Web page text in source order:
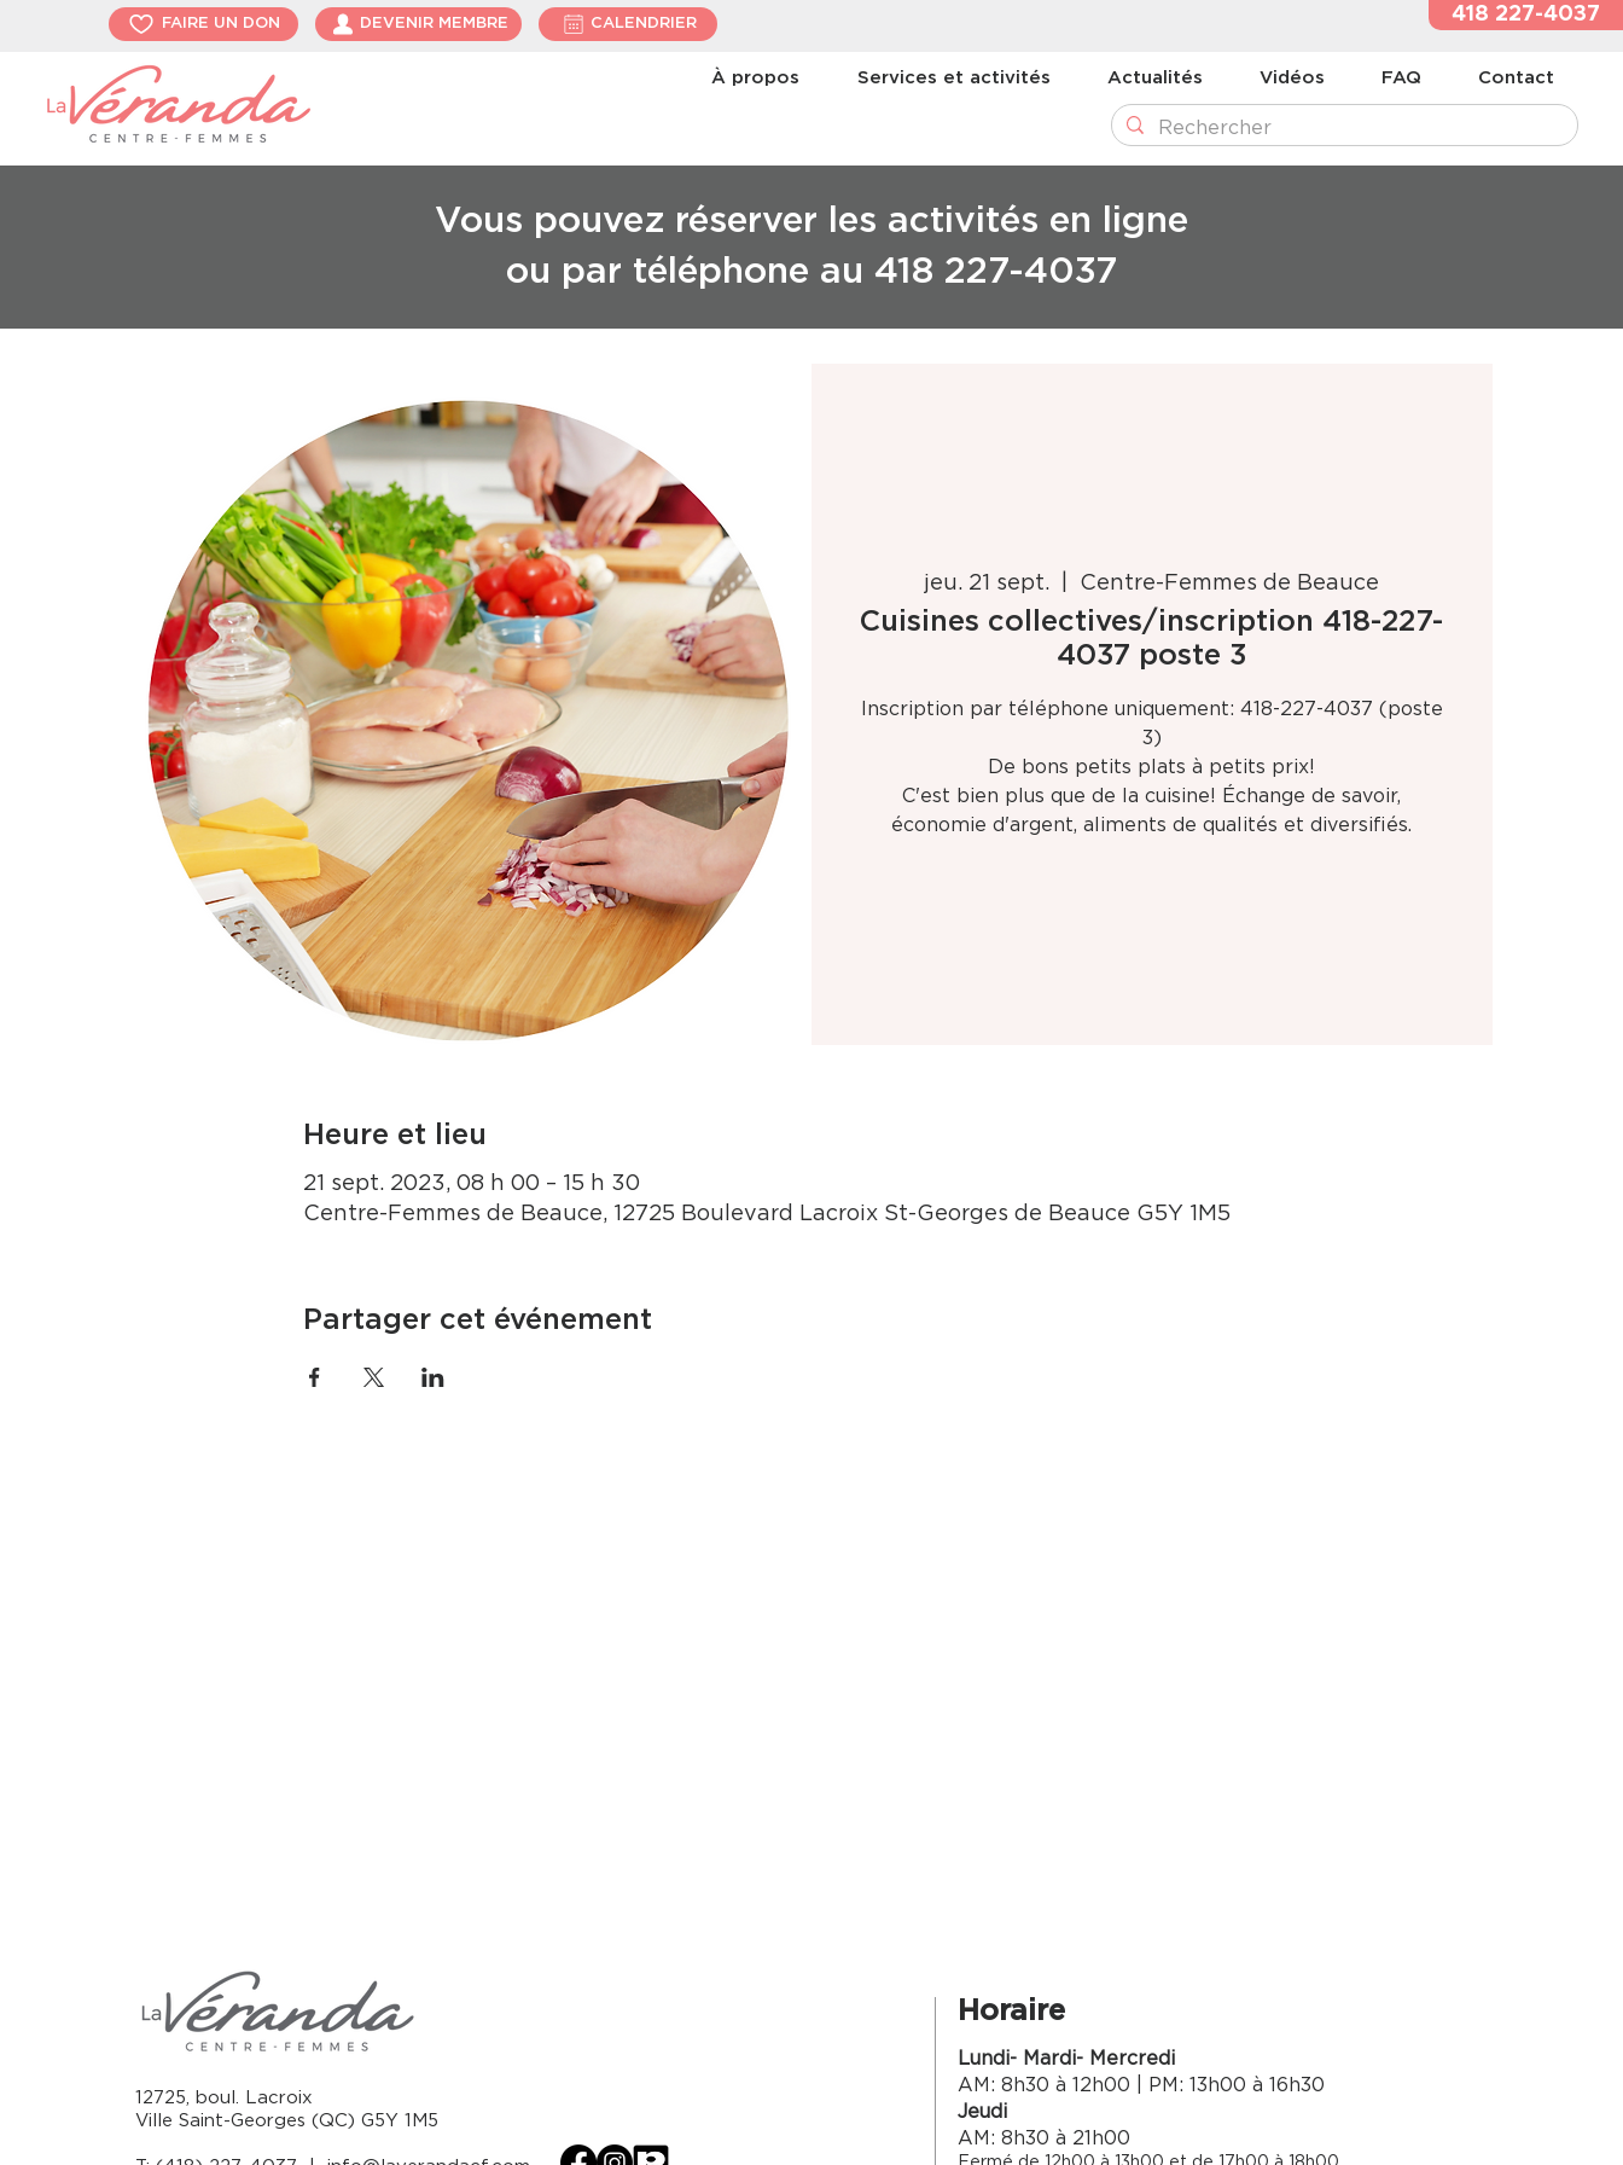
418 227-4037
FAIRE UN DON DEVENIR MEMBRE CALENDRIER
À propos Services et activités Actualités Vidéos FAQ Contact
Vous pouvez réserver les activités en ligne
ou par téléphone au 418 227-4037
jeu. 21 sept. Centre-Femmes de Beauce
Cuisines collectives/inscription 418-227-
4037 poste 3
Inscription par téléphone uniquement: 418-227-4037 (poste
3)
De bons petits plats à petits prix!
C'est bien plus que de la cuisine! Échange de savoir,
Heure et lieu
21 sept. 2023, 08 h 00 – 15 h 30
Centre-Femmes de Beauce, 12725 Boulevard Lacroix St-Georges de Beauce G5Y 1M5
Partager cet événement
12725, boul. Lacroix
Ville Saint-Georges (QC) G5Y 1M5
Horaire
Lundi- Mardi- Mercredi
AM: 8h30 à 12h00 | PM: 13h00 à 16h30​
Jeudi
AM: 8h30 à 21h00